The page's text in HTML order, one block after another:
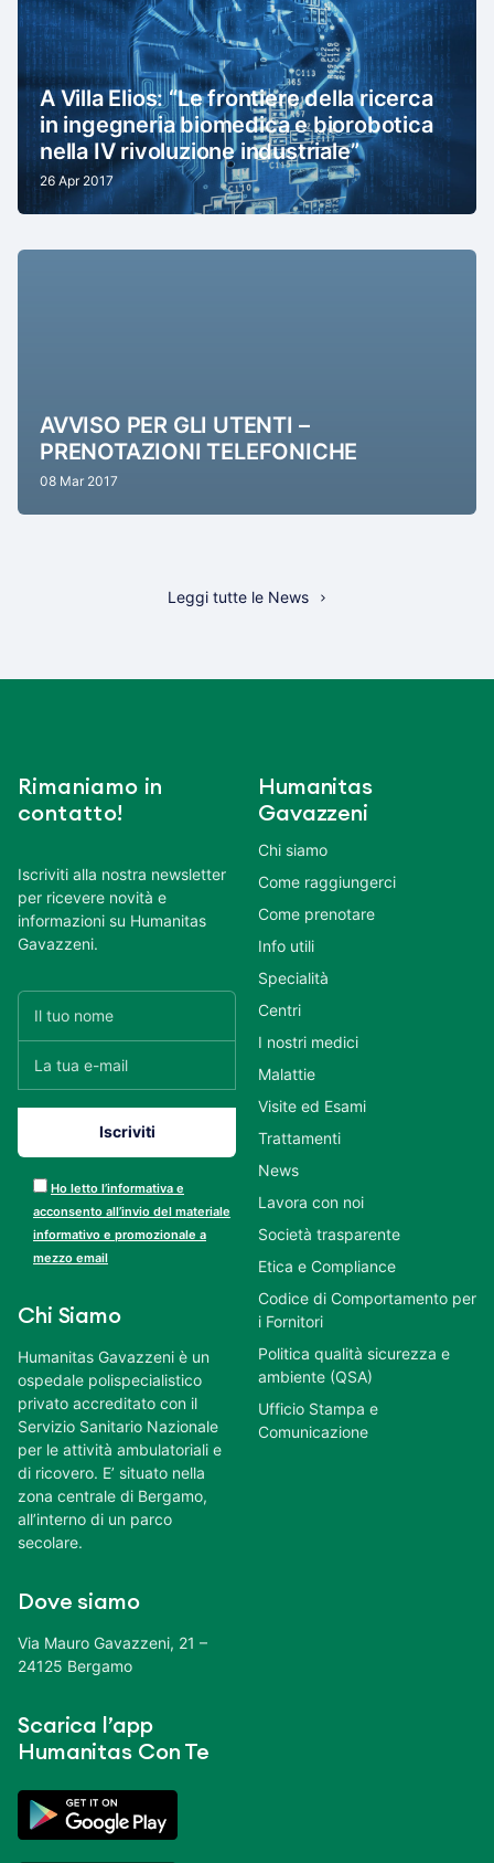
A Villa Elios: “Le frontiere della ricerca
in ingegneria biomedica e biorobotica
nella IV rivoluzione industriale”
26 Apr 2017
AVVISO PER GLI UTENTI –
PRENOTAZIONI TELEFONICHE
08 Mar 2017
Leggi tutte le News
Rimaniamo in
contatto!
Iscriviti alla nostra newsletter
per ricevere novità e
informazioni su Humanitas
Gavazzeni.
Ho letto l’informativa e
acconsento all’invio del materiale
informativo e promozionale a
mezzo email
Chi Siamo
Humanitas Gavazzeni è un
ospedale polispecialistico
privato accreditato con il
Servizio Sanitario Nazionale
per le attività ambulatoriali e
di ricovero. E’ situato nella
zona centrale di Bergamo,
all’interno di un parco
secolare.
Dove siamo
Via Mauro Gavazzeni, 21 –
24125 Bergamo
Scarica l’app
Humanitas Con Te
Humanitas
Gavazzeni
Chi siamo
Come raggiungerci
Come prenotare
Info utili
Specialità
Centri
I nostri medici
Malattie
Visite ed Esami
Trattamenti
News
Lavora con noi
Società trasparente
Etica e Compliance
Codice di Comportamento per
i Fornitori
Politica qualità sicurezza e
ambiente (QSA)
Ufficio Stampa e
Comunicazione